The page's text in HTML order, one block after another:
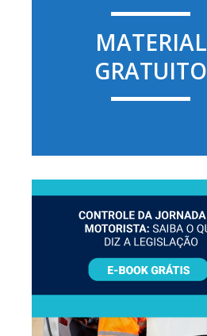
MATERIAL
GRATUITO